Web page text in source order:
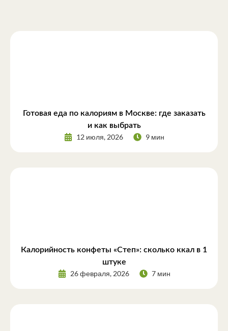
Готовая еда по калориям в Москве: где заказать
и как выбрать
12 июля, 2026 9 мин
Калорийность конфеты «Степ»: сколько ккал в 1
штуке
26 февраля, 2026 7 мин